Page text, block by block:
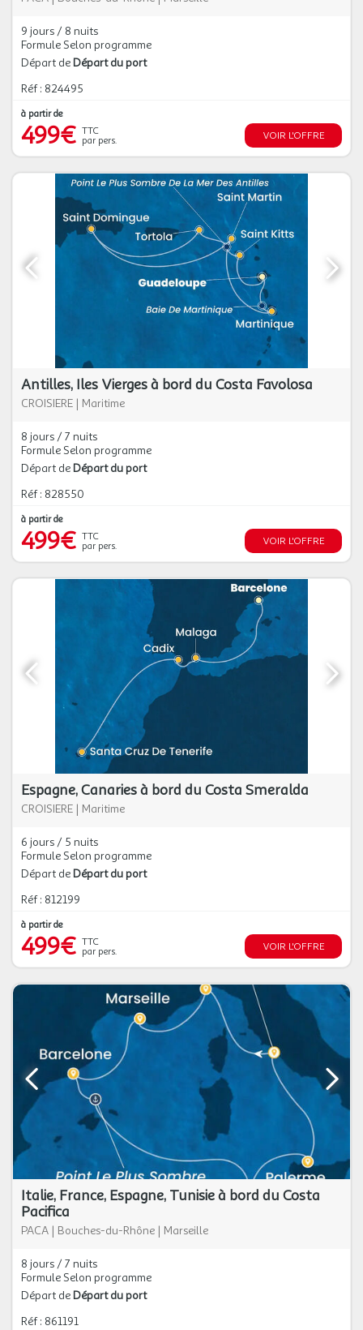
9 jours / 8 nuits
Formule Selon programme
Départ de Départ du port
Réf : 824495
à partir de
499€ TTC
par pers.
VOIR L'OFFRE
Antilles, Iles Vierges à bord du Costa Favolosa
CROISIERE | Maritime
8 jours / 7 nuits
Formule Selon programme
Départ de Départ du port
Réf : 828550
à partir de
499€ TTC
par pers.
VOIR L'OFFRE
Espagne, Canaries à bord du Costa Smeralda
CROISIERE | Maritime
6 jours / 5 nuits
Formule Selon programme
Départ de Départ du port
Réf : 812199
à partir de
499€ TTC
par pers.
VOIR L'OFFRE
Italie, France, Espagne, Tunisie à bord du Costa
Pacifica
PACA | Bouches-du-Rhône | Marseille
8 jours / 7 nuits
Formule Selon programme
Départ de Départ du port
Réf : 861191